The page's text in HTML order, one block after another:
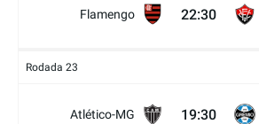
Flamengo 22:30
Rodada 23
Atlético-MG 19:30